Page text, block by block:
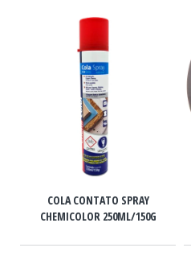
COLA CONTATO SPRAY
CHEMICOLOR 250ML/150G